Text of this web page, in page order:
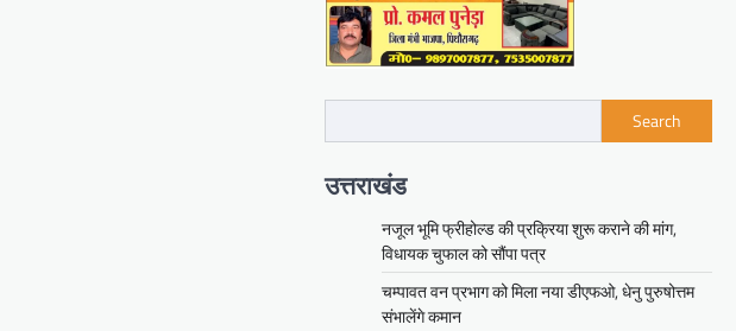
Search
उत्तराखंड
नजूल भूमि फ्रीहोल्ड की प्रक्रिया शुरू कराने की मांग,
विधायक चुफाल को सौंपा पत्र
चम्पावत वन प्रभाग को मिला नया डीएफओ, धेनु पुरुषोत्तम
संभालेंगे कमान